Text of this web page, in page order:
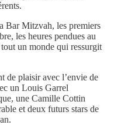
Bar Mitzvah, les premiers
les heures pendues au
un monde qui ressurgit
de plaisir avec l’envie de
un Louis Garrel
une Camille Cottin
et deux futurs stars de